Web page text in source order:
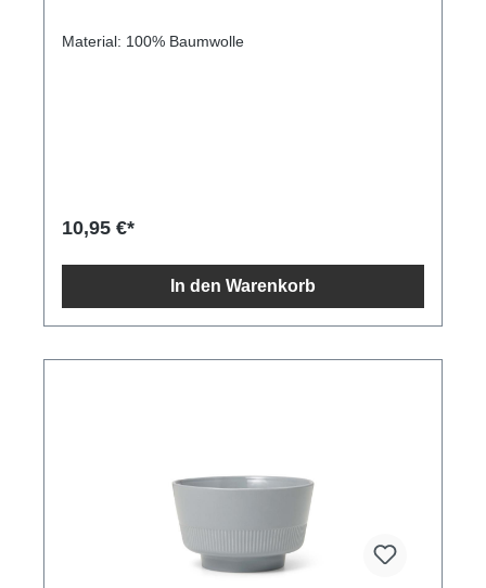
Material: 100% Baumwolle
10,95 €*
In den Warenkorb